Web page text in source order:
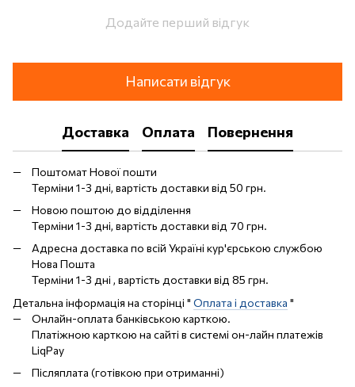
Додайте перший відгук
Написати відгук
Доставка Оплата Повернення
Поштомат Нової пошти
Терміни 1-3 дні, вартість доставки від 50 грн.
Новою поштою до відділення
Терміни 1-3 дні, вартість доставки від 70 грн.
Адресна доставка по всій Україні кур'єрською службою
Нова Пошта
Терміни 1-3 дні , вартість доставки від 85 грн.
Детальна інформація на сторінці " Оплата і доставка "
Онлайн-оплата банківською карткою.
Платіжною карткою на сайті в системі он-лайн платежів
LiqPay
Післяплата (готівкою при отриманні)